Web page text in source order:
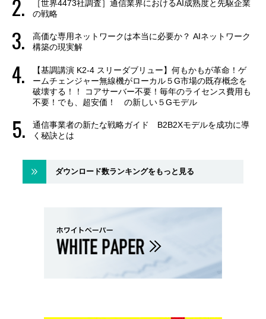
［世界4473社調査］通信業界におけるAI成熟度と先駆企業
の戦略
高価な専用ネットワークは本当に必要か？ AIネットワーク
構築の現実解
【基調講演 K2-4 スリーダブリュー】何もかもが革命！ゲ
ームチェンジャー無線機がローカル５G市場の既存概念を
破壊する！！ コアサーバー不要！毎年のライセンス費用も
不要！でも、超安価！ の新しい５Gモデル
通信事業者の新たな戦略ガイド B2B2Xモデルを成功に導
く秘訣とは
ダウンロード数ランキングをもっと見る